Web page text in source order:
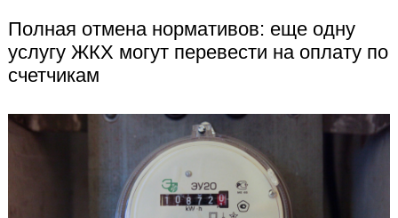
Полная отмена нормативов: еще одну
услугу ЖКХ могут перевести на оплату по
счетчикам